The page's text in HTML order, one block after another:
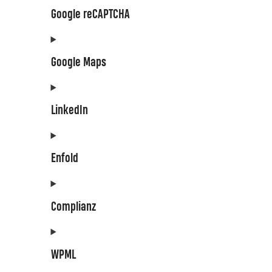
Google reCAPTCHA
Google Maps
LinkedIn
Enfold
Complianz
WPML